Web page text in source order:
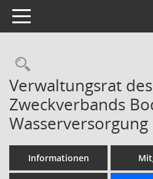
Toggle navigation
Rechercheauswahl
Verwaltungsrat des
Zweckverbands
Informationen